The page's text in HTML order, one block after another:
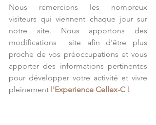
Nous remercions les nombreux
visiteurs qui viennent chaque jour sur
notre site. Nous apportons des
modifications  site afin d'être plus
proche de vos préoccupations et vous
apporter des informations pertinentes
pour développer votre activité et vivre
pleinement l'Experience Cellex-C !